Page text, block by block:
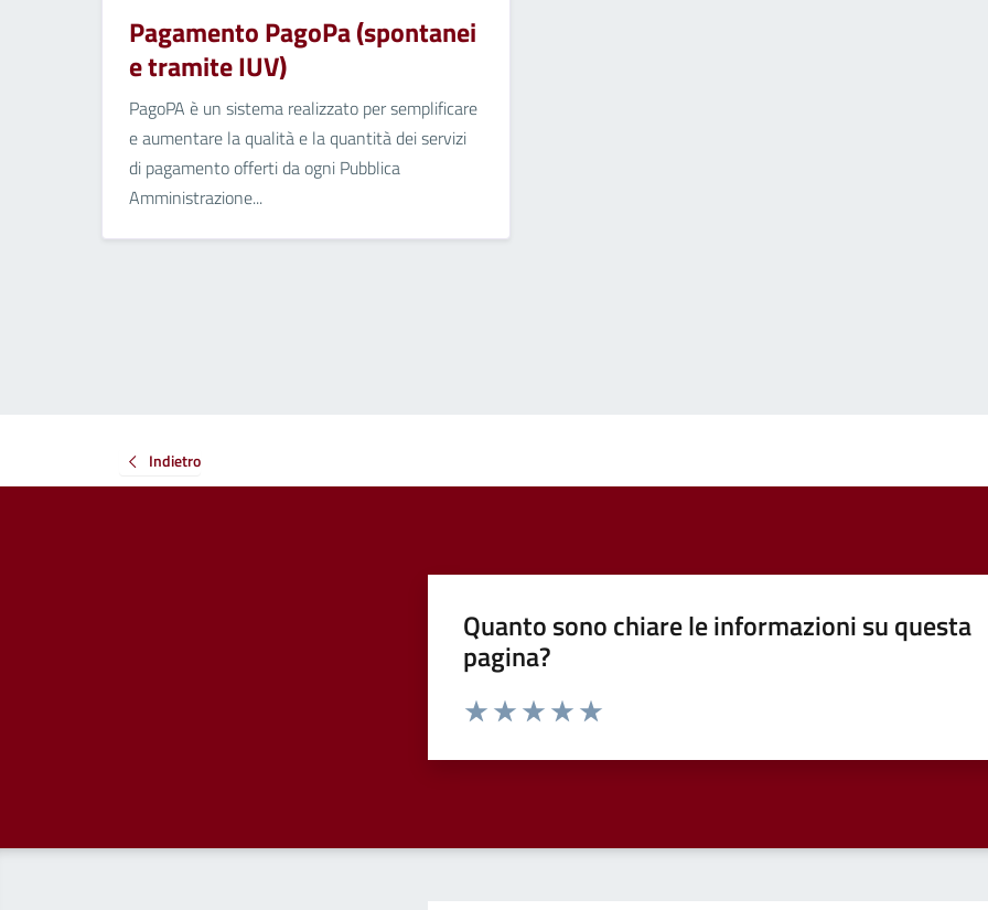
Pagamento PagoPa (spontanei
e tramite IUV)
PagoPA è un sistema realizzato per semplificare
e aumentare la qualità e la quantità dei servizi
di pagamento offerti da ogni Pubblica
Amministrazione...
Indietro
Quanto sono chiare le informazioni su questa
pagina?
Valuta da 1 a 5 stelle la pagina